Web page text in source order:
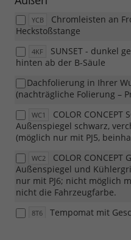
YCB
Chromleisten an
Heckstoßstange
4KF
SUNSET - dunkel
hinten ab der B-Säule
Dachfolierung in Ihrer
(nachträgliche Folierung –
WC1
COLOR CONCEPT
Außenspiegel schwarz,
(möglich nur mit PJ5,
WC2
COLOR CONCEPT
Außenspiegel und
nur mit PJ6; nicht möglich
nicht die Fahrzeugfarbe.
8T6 Tempomat mit